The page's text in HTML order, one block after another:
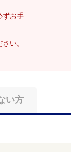
ずお手
い。
い方